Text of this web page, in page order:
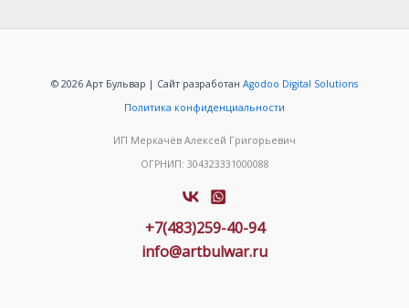
© 2026 Арт Бульвар | Сайт разработан Agodoo Digital Solutions
Политика конфиденциальности
ИП Меркачёв Алексей Григорьевич
ОГРНИП: 304323331000088
+7(483)259-40-94
info@artbulwar.ru